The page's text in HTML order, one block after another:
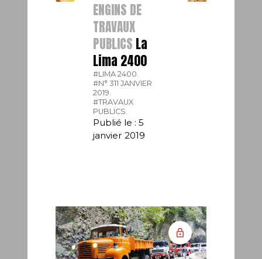
ENGINS DE
TRAVAUX
PUBLICS La
Lima 2400
#LIMA 2400.
#N° 311 JANVIER
2019.
#TRAVAUX
PUBLICS.
Publié le : 5
janvier 2019